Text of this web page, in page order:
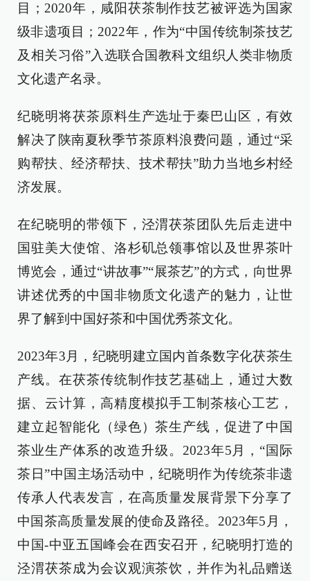
目；2020年，咸阳茯茶制作技艺被评选为国家
级非遗项目；2022年，作为“中国传统制茶技艺
及相关习俗”入选联合国教科文组织人类非物质
文化遗产名录。
纪晓明将茯茶原料生产选址于秦巴山区，有效
解决了陕南夏秋季节茶原料浪费问题，通过“采
购帮扶、经济帮扶、技术帮扶”助力当地乡村经
济发展。
在纪晓明的带领下，泾渭茯茶团队先后走进中
国驻美大使馆、洛杉矶总领事馆以及世界茶叶
博览会，通过“讲故事”“展茶艺”的方式，向世界
讲述优秀的中国非物质文化遗产的魅力，让世
界了解到中国好茶和中国优秀茶文化。
2023年3月，纪晓明建立国内首条数字化茯茶生
产线。在茯茶传统制作技艺基础上，通过大数
据、云计算，高精度模拟手工制茶核心工艺，
建立起智能化（绿色）茶生产线，促进了中国
茶业生产体系的改造升级。2023年5月，“国际
茶日”中国主场活动中，纪晓明作为传统茶非遗
传承人代表发言，在高质量发展背景下分享了
中国茶高质量发展的使命及路径。2023年5月，
中国-中亚五国峰会在西安召开，纪晓明打造的
泾渭茯茶成为会议观演茶饮，并作为礼品赠送